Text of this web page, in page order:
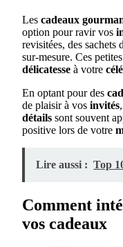
Les cadeaux
option pour ravir vos
revisitées, des sachets
sur-mesure. Ces
délicatesse à votre
En optant pour des
de plaisir à vos invités
détails sont souvent
positive lors de votre
Lire aussi : Top
Comment
vos cadeaux